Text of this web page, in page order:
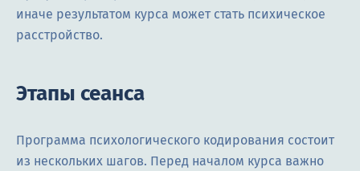
иначе результатом курса может стать психическое
расстройство.
Этапы сеанса
Программа психологического кодирования состоит
из нескольких шагов. Перед началом курса важно